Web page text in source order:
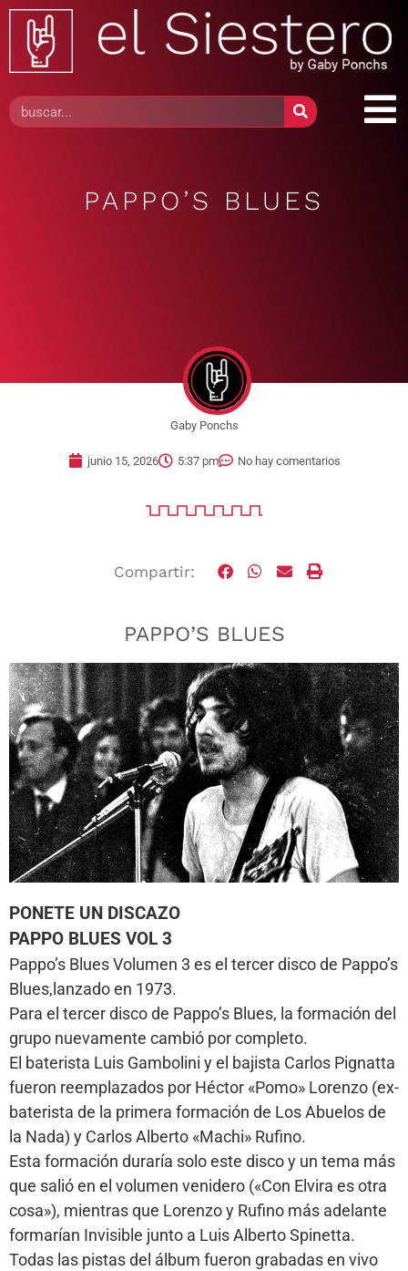
PAPPO’S BLUES
Gaby Ponchs
junio 15, 2026 5:37 pm No hay comentarios
Compartir:
PAPPO’S BLUES
PONETE UN DISCAZO
PAPPO BLUES VOL 3
Pappo’s Blues Volumen 3 es el tercer disco de Pappo’s
Blues,lanzado en 1973.
Para el tercer disco de Pappo’s Blues, la formación del
grupo nuevamente cambió por completo.
El baterista Luis Gambolini y el bajista Carlos Pignatta
fueron reemplazados por Héctor «Pomo» Lorenzo (ex-
baterista de la primera formación de Los Abuelos de
la Nada) y Carlos Alberto «Machi» Rufino.
Esta formación duraría solo este disco y un tema más
que salió en el volumen venidero («Con Elvira es otra
cosa»), mientras que Lorenzo y Rufino más adelante
formarían Invisible junto a Luis Alberto Spinetta.
Todas las pistas del álbum fueron grabadas en vivo